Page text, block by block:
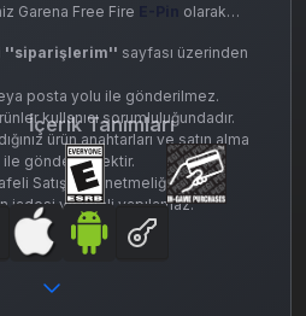
Garena Free Fire
olarak
''siparişlerim'' sayfası üzerinden
posta yolu ile gönderilmez.
kullanıcı sorumluluğundadır.
ürün anahtarları ve satın alma
ile gönderilecektir.
Satışlar Yönetmeliği’nin 15.
iadesi ve iptali yapılamaz.
İçerik Tanımları